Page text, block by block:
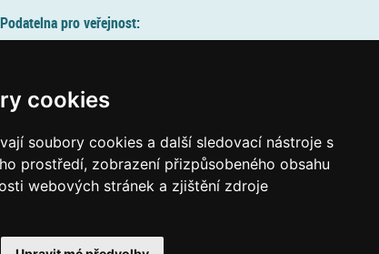
cookies
soubory cookies a další sledovací nástroje s
prostředí, zobrazení přizpůsobeného obsahu
webových stránek a zjištění zdroje
Podatelna pro veřejnost:
(více informací
Elektronická podatelna:
posta@msmt.gov.cz